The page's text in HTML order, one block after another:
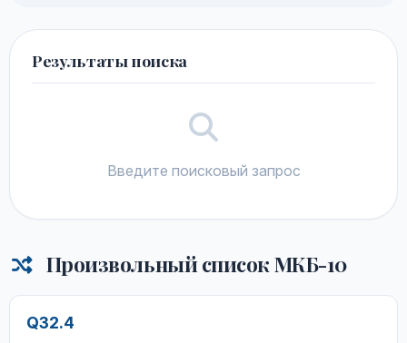
Результаты поиска
Введите поисковый запрос
Произвольный список МКБ-10
Q32.4